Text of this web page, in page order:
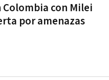
Colombia con Milei
por amenazas